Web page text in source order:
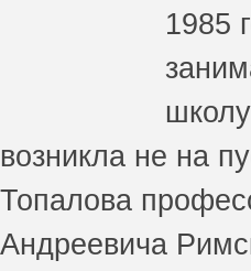
1985
возникла не на
Топалова
Андреевича